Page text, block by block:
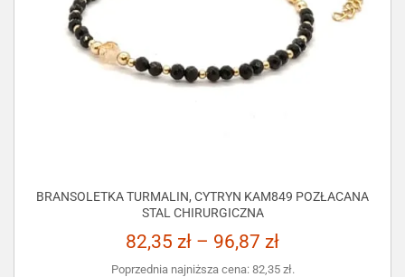
BRANSOLETKA TURMALIN, CYTRYN KAM849 POZŁACANA
STAL CHIRURGICZNA
82,35 zł – 96,87 zł
Poprzednia najniższa cena: 82,35 zł.